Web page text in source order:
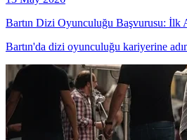
Bartın Dizi Oyunculuğu Başvurusu: İlk
Bartın'da dizi oyunculuğu kariyerine